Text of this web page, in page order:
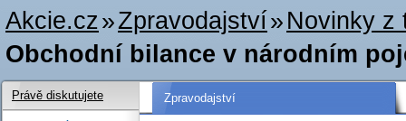
Akcie.cz»Zpravodajství» Novinky z
Obchodní bilance v národním
Zpravodajství
Právě diskutujete